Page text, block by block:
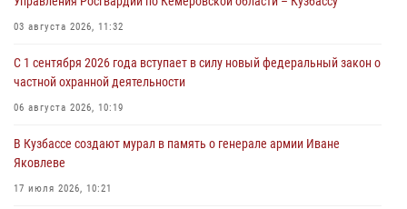
С 1 сентября 2026 года вступает в силу новый федеральный закон о
06 августа 2026, 10:19
Росгвардейцы задержали предполагаемого виновника причинения
06 августа 2026, 09:18
03 августа 2026, 11:32
С 1 сентября 2026 года вступает в силу новый федеральный закон о
частной охранной деятельности
06 августа 2026, 10:19
В Кузбассе создают мурал в память о генерале армии Иване
Яковлеве
17 июля 2026, 10:21